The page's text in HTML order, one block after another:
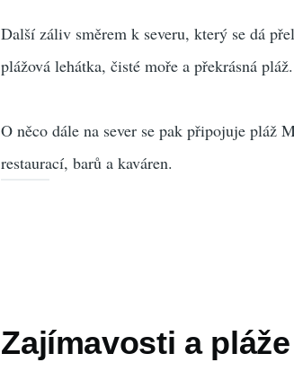
Další záliv směrem k severu, který se dá
plážová lehátka, čisté moře a překrásná pláž.
O něco dále na sever se pak připojuje
restaurací, barů a kaváren.
Zajímavosti a